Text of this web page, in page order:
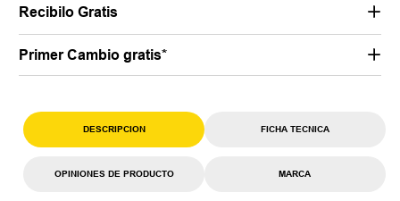
Recibilo Gratis
Primer Cambio gratis*
DESCRIPCION FICHA TECNICA
OPINIONES DE PRODUCTO MARCA